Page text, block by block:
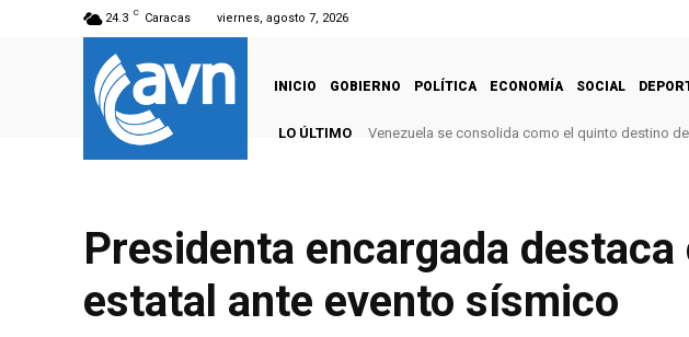
24.3 C Caracas viernes, agosto 7, 2026
INICIO GOBIERNO POLÍTICA ECONOMÍA SOCIAL
LO ÚLTIMO Venezuela se consolida como el quinto destino
Presidenta encargada
estatal ante evento sísmico